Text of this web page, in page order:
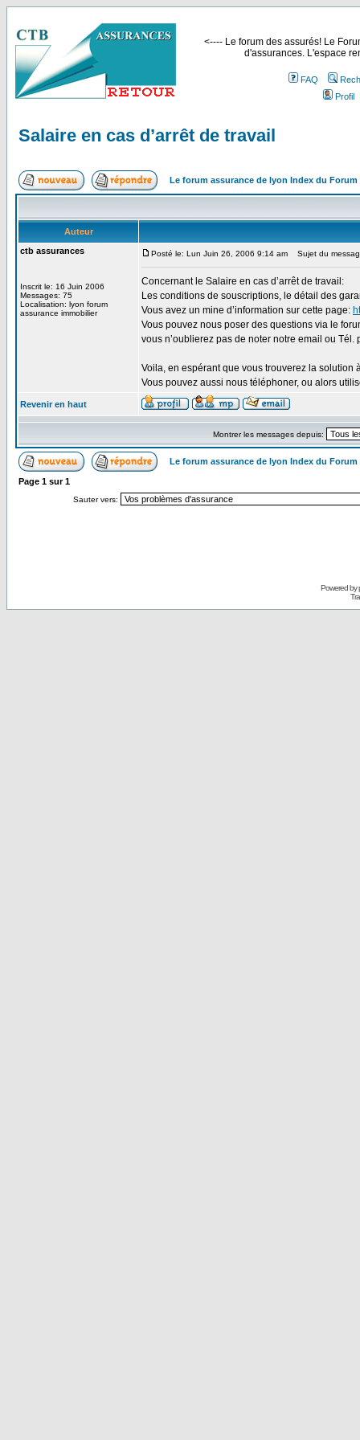
<---- Le forum des assurés! Le
d'assurances. L'espace
FAQ
Profil
Salaire en cas d’arrêt de travail
Le forum assurance de lyon Index du Forum
Auteur
ctb assurances
Inscrit le: 16 Juin 2006
Messages: 75
Localisation: lyon forum
assurance immobilier
Posté le: Lun Juin 26, 2006 9:14 am Sujet du
Concernant le Salaire en cas d’arrêt de travail:
Les conditions de souscriptions, le détail des
Vous avez un mine d’information sur cette page:
Vous pouvez nous poser des questions via le
vous n’oublierez pas de noter notre email ou Tél.
Voila, en espérant que vous trouverez la solution
Vous pouvez aussi nous téléphoner, ou alors
Revenir en haut
Montrer les messages depuis:
Le forum assurance de lyon Index du Forum
Page 1 sur1
Sauter vers:
Powered by